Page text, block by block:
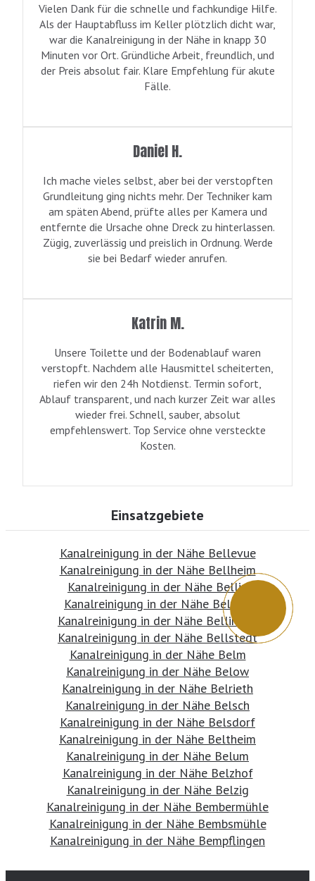
Vielen Dank für die schnelle und fachkundige Hilfe.
Als der Hauptabfluss im Keller plötzlich dicht war,
war die Kanalreinigung in der Nähe in knapp 30
Minuten vor Ort. Gründliche Arbeit, freundlich, und
der Preis absolut fair. Klare Empfehlung für akute
Fälle.
Daniel H.
Ich mache vieles selbst, aber bei der verstopften
Grundleitung ging nichts mehr. Der Techniker kam
am späten Abend, prüfte alles per Kamera und
entfernte die Ursache ohne Dreck zu hinterlassen.
Zügig, zuverlässig und preislich in Ordnung. Werde
sie bei Bedarf wieder anrufen.
Katrin M.
Unsere Toilette und der Bodenablauf waren
verstopft. Nachdem alle Hausmittel scheiterten,
riefen wir den 24h Notdienst. Termin sofort,
Ablauf transparent, und nach kurzer Zeit war alles
wieder frei. Schnell, sauber, absolut
empfehlenswert. Top Service ohne versteckte
Kosten.
Einsatzgebiete
Kanalreinigung in der Nähe Bellevue
Kanalreinigung in der Nähe Bellheim
Kanalreinigung in der Nähe Bellin
Kanalreinigung in der Nähe Belling
Kanalreinigung in der Nähe Bellingen
Kanalreinigung in der Nähe Bellstedt
Kanalreinigung in der Nähe Belm
Kanalreinigung in der Nähe Below
Kanalreinigung in der Nähe Belrieth
Kanalreinigung in der Nähe Belsch
Kanalreinigung in der Nähe Belsdorf
Kanalreinigung in der Nähe Beltheim
Kanalreinigung in der Nähe Belum
Kanalreinigung in der Nähe Belzhof
Kanalreinigung in der Nähe Belzig
Kanalreinigung in der Nähe Bembermühle
Kanalreinigung in der Nähe Bembsmühle
Kanalreinigung in der Nähe Bempflingen